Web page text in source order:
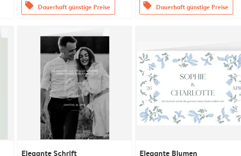
offers Dauerhaft günstige Preise offers Dauerhaft günstige Preise
Elegante Schrift Elegante Blumen